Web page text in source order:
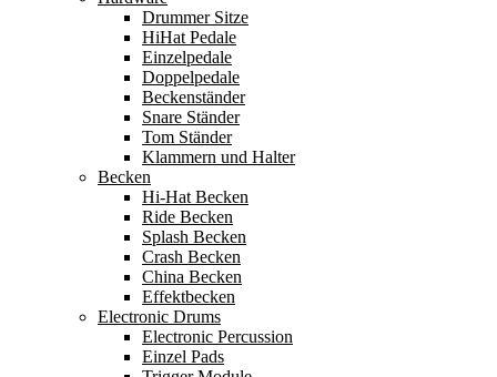
Drummer Sitze
HiHat Pedale
Einzelpedale
Doppelpedale
Beckenständer
Snare Ständer
Tom Ständer
Klammern und Halter
Becken
Hi-Hat Becken
Ride Becken
Splash Becken
Crash Becken
China Becken
Effektbecken
Electronic Drums
Electronic Percussion
Einzel Pads